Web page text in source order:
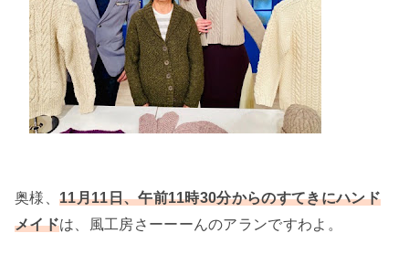
奥様、
11月11日、午前11時30分からのすてきにハンド
メイドは、風工房さーーーんのアランですわよ。